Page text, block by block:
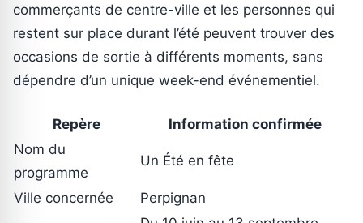
commerçants de centre-ville et les personnes qui
restent sur place durant l’été peuvent trouver des
occasions de sortie à différents moments, sans
dépendre d’un unique week-end événementiel.
Repère
Information confirmée
Nom du
programme
Un Été en fête
Ville concernée Perpignan